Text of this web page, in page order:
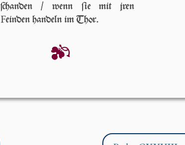
ſchan­den / wenn ſie mit jren
Feinden han­deln im Thor.
❦